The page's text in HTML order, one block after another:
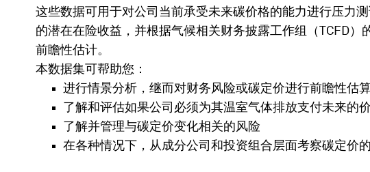
这些数据可用于对公司当前承受未来碳价格的能力进行压力
的潜在在险收益，并根据气候相关财务披露工作组（TCFD）
前瞻性估计。
本数据集可帮助您：
进行情景分析，继而对财务风险或碳定价进行前瞻性估
了解和评估如果公司必须为其温室气体排放支付未来的
了解并管理与碳定价变化相关的风险
在各种情况下，从成分公司和投资组合层面考察碳定价